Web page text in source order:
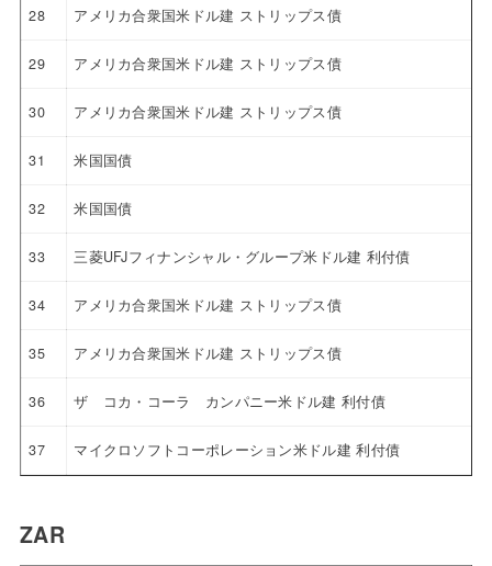
28 アメリカ合衆国米ドル建 ストリップス債
29 アメリカ合衆国米ドル建 ストリップス債
30 アメリカ合衆国米ドル建 ストリップス債
31 米国国債
32 米国国債
33 三菱UFJフィナンシャル・グループ米ドル建 利付債
34 アメリカ合衆国米ドル建 ストリップス債
35 アメリカ合衆国米ドル建 ストリップス債
36 ザ コカ・コーラ カンパニー米ドル建 利付債
37 マイクロソフトコーポレーション米ドル建 利付債
ZAR